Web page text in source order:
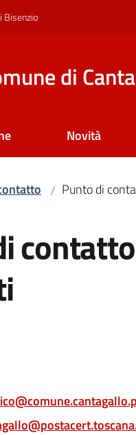
Bisenzio
di
Novità
/ Punto di